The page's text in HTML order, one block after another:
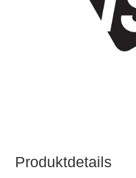
Produktdetails